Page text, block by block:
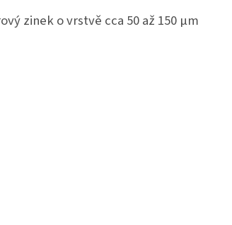
zinek o vrstvě cca 50 až 150 µm